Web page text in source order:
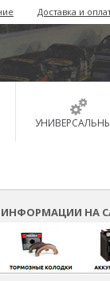
Доставка и
НА